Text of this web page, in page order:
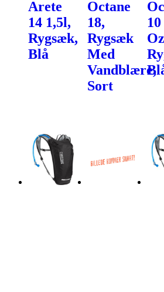
Arete
14 1,5l,
Rygsæk,
Blå
Octane
18,
Rygsæk
Med
Vandblære,
Sort